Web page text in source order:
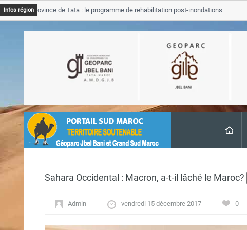
Infos région
Province de Tata : le programme de rehabilitation post-inondations
Sahara Occidental : Macron, a-t-il lâché le Maroc?
Admin vendredi 15 décembre 2017 0